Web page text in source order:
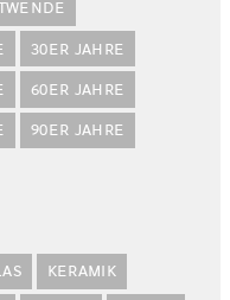
30ER JAHRE
60ER JAHRE
90ER JAHRE
KERAMIK